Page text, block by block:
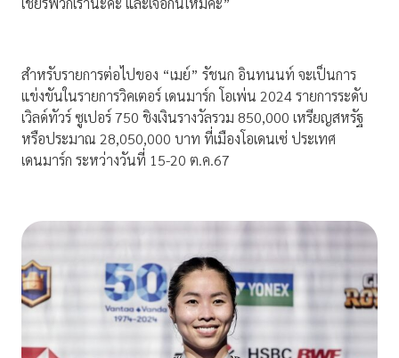
สำหรับรายการต่อไปของ “เมย์” รัชนก อินทนนท์ จะเป็นการ
แข่งขันในรายการวิคเตอร์ เดนมาร์ก โอเพ่น 2024 รายการระดับ
เวิลด์ทัวร์ ซูเปอร์ 750 ชิงเงินรางวัลรวม 850,000 เหรียญสหรัฐ
หรือประมาณ 28,050,000 บาท ที่เมืองโอเดนเซ่ ประเทศ
เดนมาร์ก ระหว่างวันที่ 15-20 ต.ค.67